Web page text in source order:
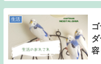
生活
容